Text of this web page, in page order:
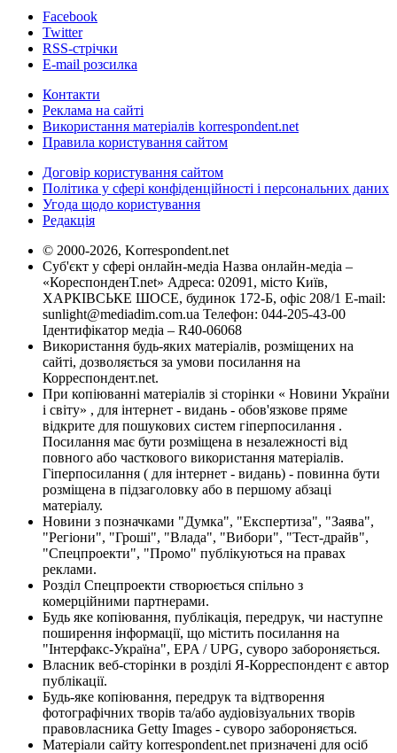
Facebook
Twitter
RSS-стрічки
E-mail розсилка
Контакти
Реклама на сайті
Використання матеріалів korrespondent.net
Правила користування сайтом
Договір користування сайтом
Політика у сфері конфіденційності і персональних даних
Угода щодо користування
Редакція
© 2000-2026, Korrespondent.net
Суб'єкт у сфері онлайн-медіа Назва онлайн-медіа –
«КореспонденТ.net» Адреса: 02091, місто Київ,
ХАРКІВСЬКЕ ШОСЕ, будинок 172-Б, офіс 208/1 E-mail:
sunlight@mediadim.com.ua Телефон: 044-205-43-00
Ідентифікатор медіа – R40-06068
Використання будь-яких матеріалів, розміщених на
сайті, дозволяється за умови посилання на
Корреспондент.net.
При копіюванні матеріалів зі сторінки « Новини України
і світу» , для інтернет - видань - обов'язкове пряме
відкрите для пошукових систем гіперпосилання .
Посилання має бути розміщена в незалежності від
повного або часткового використання матеріалів.
Гіперпосилання ( для інтернет - видань) - повинна бути
розміщена в підзаголовку або в першому абзаці
матеріалу.
Новини з позначками "Думка", "Експертиза", "Заява",
"Регіони", "Гроші", "Влада", "Вибори", "Тест-драйв",
"Спецпроекти", "Промо" публікуються на правах
реклами.
Розділ Спецпроекти створюється спільно з
комерційними партнерами.
Будь яке копіювання, публікація, передрук, чи наступне
поширення інформації, що містить посилання на
"Інтерфакс-Україна", EPA / UPG, суворо забороняється.
Власник веб-сторінки в розділі Я-Корреспондент є автор
публікації.
Будь-яке копіювання, передрук та відтворення
фотографічних творів та/або аудіовізуальних творів
правовласника Getty Images - суворо забороняється.
Матеріали сайту korrespondent.net призначені для осіб